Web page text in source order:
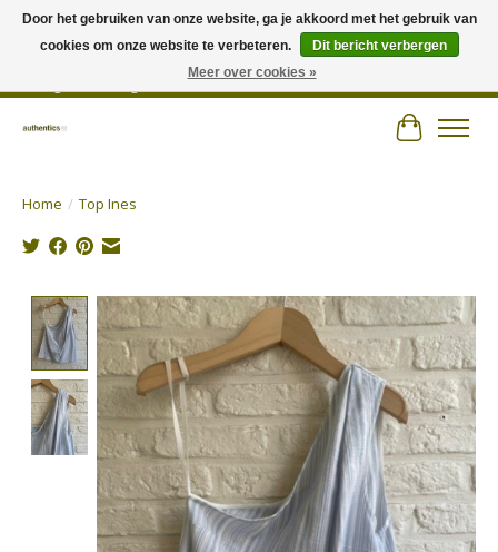
Wij hechten veel belang aan persoonlijk advies en zorgen voor jouw outfit! |
Authentics - Plezantstraat 22 - 9220 Hamme - Tel 052 25 67 00 - Open van
Home / Top Ines
Product image slideshow Items
Door het gebruiken van onze website, ga je akkoord met het gebruik van
cookies om onze website te verbeteren.
Dit bericht verbergen
Meer over cookies »